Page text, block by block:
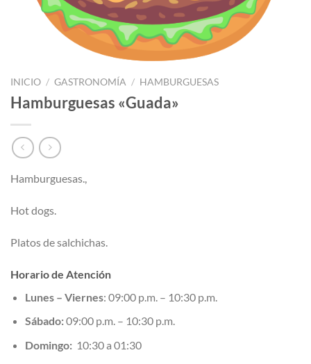
INICIO / GASTRONOMÍA / HAMBURGUESAS
Hamburguesas «Guada»
Hamburguesas.,
Hot dogs.
Platos de salchichas.
Horario de Atención
Lunes – Viernes: 09:00 p.m. – 10:30 p.m.
Sábado:09:00 p.m. – 10:30 p.m.
Domingo: 10:30 a 01:30